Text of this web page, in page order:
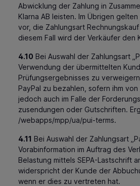
Abwicklung der Zahlung in
Klarna AB leisten. Im Übrigen
vor, die Zahlungsart
diesem Fall wird der Verkäufer den
4.10 Bei Auswahl der Zahlungsart
Verwendung der übermittelten
Prüfungsergebnisses zu
PayPal zu bezahlen, sofern ihm
jedoch auch im Falle der
zusendungen oder Gutschriften.
/webapps/mpp/ua/pui-terms.
4.11 Bei Auswahl der Zahlungsart
Vorabinformation im Auftrag des
Belastung mittels SEPA-
widerspricht der Kunde der
wenn er dies zu vertreten hat.